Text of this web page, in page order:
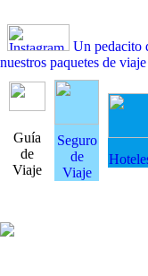
Un pedacito
nuestros paquetes de viaje
Guía
de
Viaje
Seguro
de
Viaje